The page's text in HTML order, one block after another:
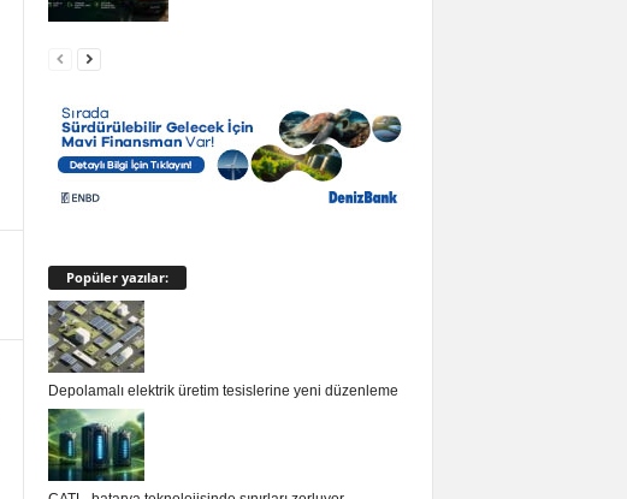
Popüler yazılar:
Depolamalı elektrik üretim tesislerine yeni düzenleme